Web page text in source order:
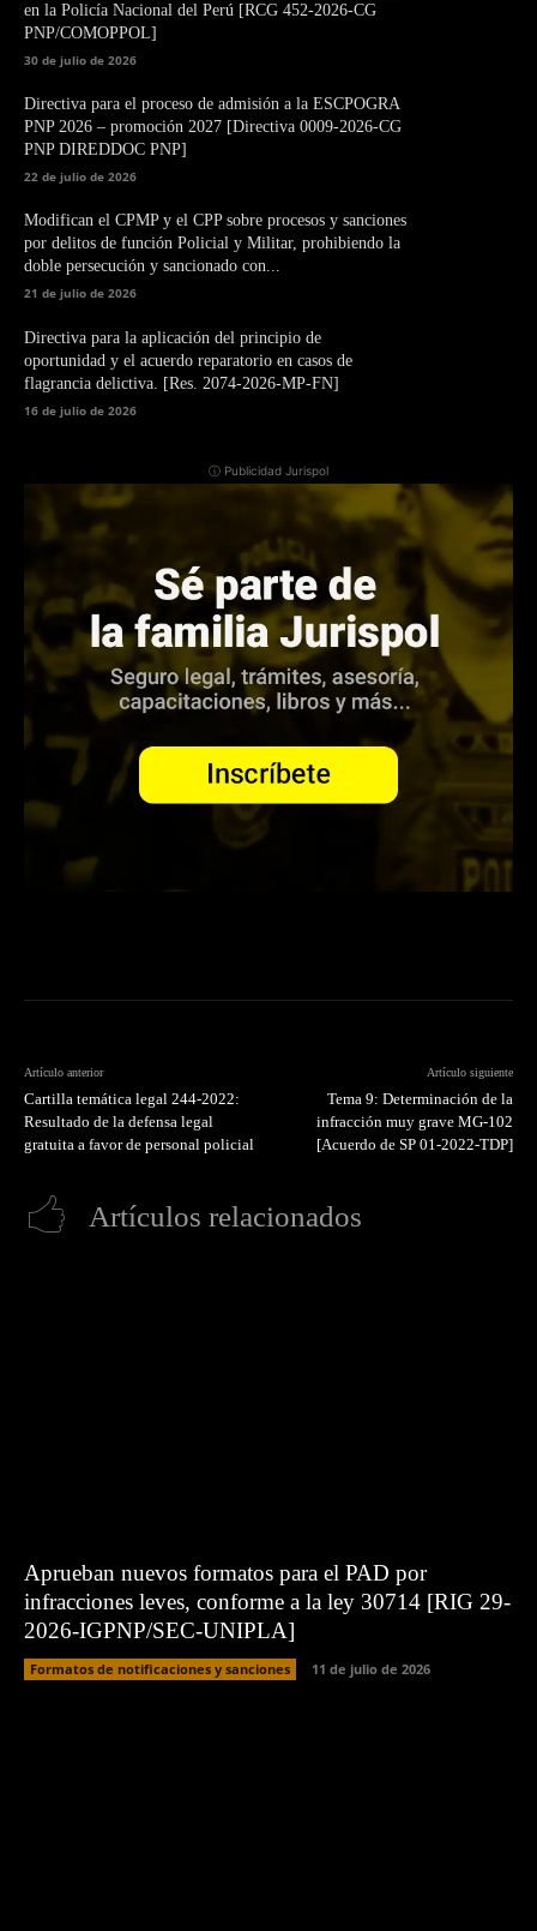
en la Policía Nacional del Perú [RCG 452-2026-CG
PNP/COMOPPOL]
30 de julio de 2026
Directiva para el proceso de admisión a la ESCPOGRA
PNP 2026 – promoción 2027 [Directiva 0009-2026-CG
PNP DIREDDOC PNP]
22 de julio de 2026
Modifican el CPMP y el CPP sobre procesos y sanciones
por delitos de función Policial y Militar, prohibiendo la
doble persecución y sancionado con...
21 de julio de 2026
Directiva para la aplicación del principio de
oportunidad y el acuerdo reparatorio en casos de
flagrancia delictiva. [Res. 2074-2026-MP-FN]
16 de julio de 2026
ⓘ Publicidad Jurispol
Artículo anterior
Cartilla temática legal 244-2022:
Resultado de la defensa legal
gratuita a favor de personal policial
Artículo siguiente
Tema 9: Determinación de la
infracción muy grave MG-102
[Acuerdo de SP 01-2022-TDP]
Artículos relacionados
Aprueban nuevos formatos para el PAD por
infracciones leves, conforme a la ley 30714 [RIG 29-
2026-IGPNP/SEC-UNIPLA]
Formatos de notificaciones y sanciones 11 de julio de 2026